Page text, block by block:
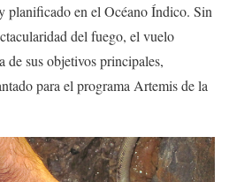
planificado en el Océano Índico. Sin
del fuego, el vuelo
sus objetivos principales,
para el programa Artemis de la